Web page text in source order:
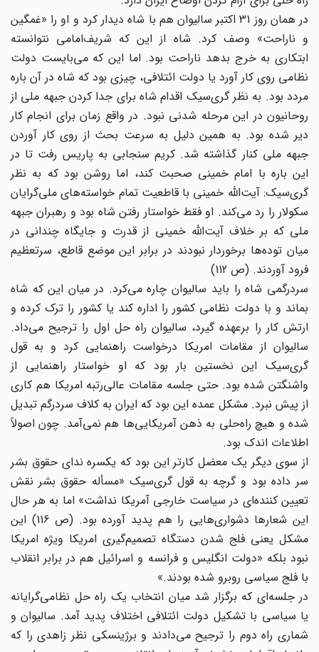
در همان روز 31 اکتبر سالیوان هم با شاه دیدار کرد و او را «غمگین
و ناراحت‌» وصف کرد. شاه از این که شریف‌امامی نتوانسته
ابتکاری به خرج بدهد ناراحت بود. اما این که می‌بایست دولت
نظامی روی کار آورد یا دولت ائتلافی، چیزی بود که شاه در آن باره
مردد بود. به نظر گری‌سیک اقدام شاه برای جدا کردن جبهه ملی از
روحانیون در این مرحله شدنی نبود. در واقع زمان برای انجام کار
دیر شده بود. به همین دلیل به سرعت بحث از روی کار آوردن
جبهه ملی کنار گذاشته شد. کریم سنجابی به پاریس رفت تا در
این باره با امام خمینی صحبت کند، اما روشن بود که به نظر
گری‌سیک: آیت‌الله خمینی با قاطعیت تمام خواسته‌های ملی‌گرایان
سکولار را رد می‌کند. او فقط خواستار رفتن شاه بود و رهبران جبهه
ملی که بر خلاف آیت‌الله خمینی از قدرت و جایگاه چندانی در
میان توده‌ها برخوردار نبودند در برابر این موضع قاطع، سرتعظیم
فرود آوردند. (ص 112)
سردرگمی شاه را باید سالیوان چاره می‌کرد. در میان این که شاه
بماند و با دولت نظامی کشور را اداره کند یا کشور را ترک کرده و
ارتش کار را برعهده گیرد، سالیوان راه حل اول را ترجیح می‌داد.
سالیوان از مقامات امریکا درخواست راهنمایی کرد و به قول
گری‌سیک این نخستین بار بود که او خواستار راهنمایی از
واشنگتن شده بود. حتی جلسه مقامات عالی‌رتبه امریکا هم کاری
از پیش نبرد. مشکل عمده این بود که ایران به کلاف سردرگم تبدیل
شده و هیچ راه‌حلی به ذهن آمریکایی‌ها هم نمی‌آمد. چون اصولاً
اطلاعات اندک بود.
از سوی دیگر یک معضل کارتر این بود که یکسره ندای حقوق بشر
سر داده بود و گرچه به قول گری‌سیک «مسأله حقوق بشر نقش
تعیین کننده‌ای در سیاست خارجی آمریکا نداشت» اما به هر حال
این شعارها دشواری‌هایی را هم پدید ‌آورده بود. (ص 116) این
مشکل یعنی فلج شدن دستگاه تصمیم‌گیری امریکا ویژه امریکا
نبود بلکه «دولت انگلیس و فرانسه و اسرائیل هم در برابر انقلاب
با فلج سیاسی روبرو شده بودند.»
در جلسه‌ای که برگزار شد میان انتخاب یک راه حل نظامی‌گرایانه
یا سیاسی با تشکیل دولت ائتلافی اختلاف پدید آمد. سالیوان و
شماری راه دوم را ترجیح می‌دادند و برژینسکی نظر زاهدی را که